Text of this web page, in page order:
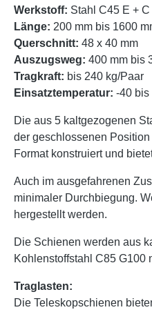
Werkstoff: Stahl C45 E + C
Länge: 200 mm bis 1600
Querschnitt: 48 x 40 mm
Auszugsweg: 400 mm bis
Tragkraft: bis 240 kg/Paar
Einsatztemperatur: -40 bis
Die aus 5 kaltgezogenen
der geschlossenen
Format konstruiert und
Auch im ausgefahrenen
minimaler Durchbiegung.
hergestellt werden.
Die Schienen werden aus
Kohlenstoffstahl C85 G100
Traglasten:
Die Teleskopschienen